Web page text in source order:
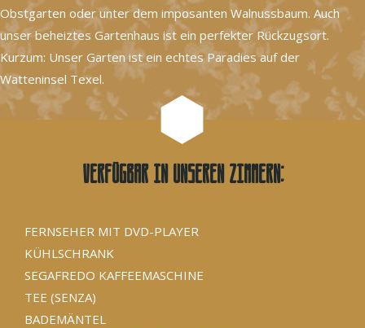
Obstgarten oder unter dem imposanten Walnussbaum. Auch
unser beheiztes Gartenhaus ist ein perfekter Rückzugsort.
Kurzum: Unser Garten ist ein echtes Paradies auf der
Watteninsel Texel.
Verfügbar in unseren Zimmern:
FERNSEHER MIT DVD-PLAYER
KÜHLSCHRANK
SEGAFREDO KAFFEEMASCHINE
TEE (SENZA)
BADEMÄNTEL